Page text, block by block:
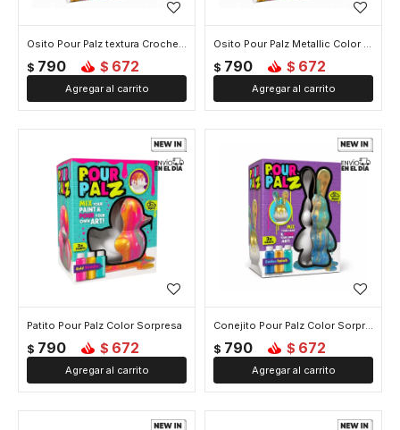
Osito Pour Palz textura Crochet Color Sorpresa
$ 790 $ 672
Osito Pour Palz Metallic Color Sorpresa
$ 790 $ 672
Patito Pour Palz Color Sorpresa
$ 790 $ 672
Conejito Pour Palz Color Sorpresa
$ 790 $ 672